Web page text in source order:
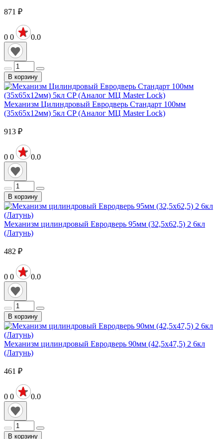
871 ₽
0 0 0.0
В корзину
Механизм Цилиндровый Евродверь Стандарт 100мм
(35х65х12мм) 5кл CP (Аналог МЦ Master Lock)
913 ₽
0 0 0.0
В корзину
Механизм цилиндровый Евродверь 95мм (32,5х62,5) 2 6кл
(Латунь)
482 ₽
0 0 0.0
В корзину
Механизм цилиндровый Евродверь 90мм (42,5х47,5) 2 6кл
(Латунь)
461 ₽
0 0 0.0
В корзину